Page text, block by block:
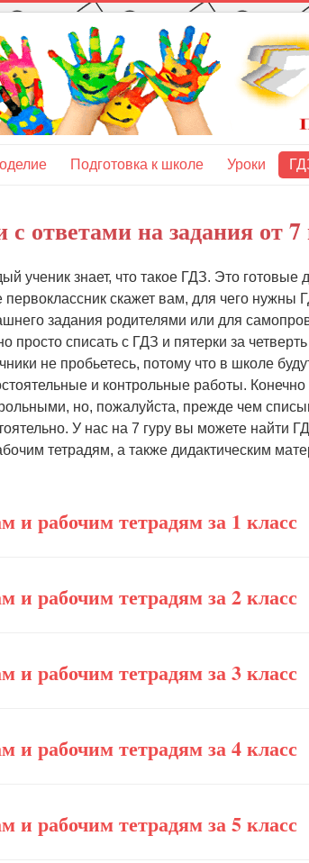
Подготовка к школе Уроки
ответами на задания от 7
ученик знает, что такое ГДЗ. Это
первоклассник скажет вам, для чего нужны
задания родителями или для
просто списать с ГДЗ и пятерки за
не пробьетесь, потому что в школе
и контрольные работы.
но, пожалуйста, прежде чем
У нас на 7 гуру вы можете найти
тетрадям, а также дидактическим
и рабочим тетрадям за 1 класс
и рабочим тетрадям за 2 класс
и рабочим тетрадям за 3 класс
и рабочим тетрадям за 4 класс
и рабочим тетрадям за 5 класс